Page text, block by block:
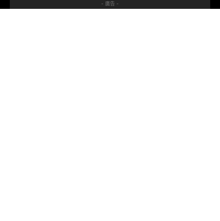
- 廣告 -